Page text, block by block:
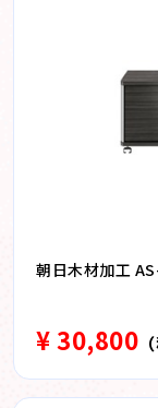
朝日木材加工
¥ 30,800